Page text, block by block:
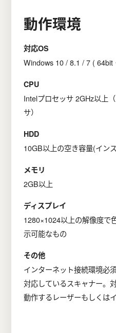
動作環境
対応OS
Windows 10 / 8.1 / 7 ( 64bit
CPU
Intelプロセッサ 2GHz以上
サ）
HDD
10GB以上の空き容量(イン
メモリ
2GB以上
ディスプレイ
1280×1024以上の解像度で
示可能なもの
その他
インターネット接続環境必
対応しているスキャナー。
動作するレーザーもしくは